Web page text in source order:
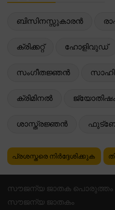
ബിസിനസ്സുകാരൻ
ക്രിക്കറ്റ് ഹോളിവുഡ്
സംഗീതജ്ഞൻ
ക്രിമിനൽ
ശാസ്ത്രജ്ഞൻ
പ്രശസ്തരെ നിർദ്ദേശിക്കുക
സൗജന്യ ജാതക പൊരുത്തം
സൗജന്യ ജാതകം